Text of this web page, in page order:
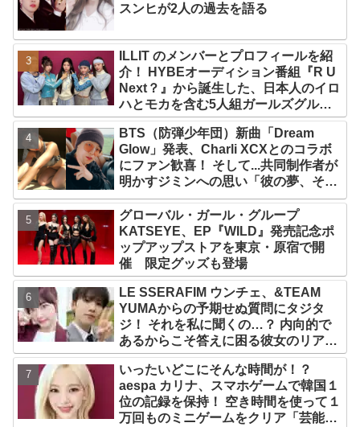
スンヒが2人の過去を語る
ILLIT のメンバーとプロフィールを紹
介！ HYBEオーディション番組『R U
Next？』から誕生した、日本人のイロ
ハとモカを含む5人組ガールズグルー
プ！ デビュー曲「Magnetic」がいき
なりの大ヒット
BTS（防弾少年団）新曲「Dream
Glow」発表、Charli XCXとのコラボ
にファン歓喜！ そして...共同制作者が
明かすジミンへの思い「彼の夢、そし
て彼の絶望から生まれた歌」
グローバル・ガール・グループ
KATSEYE、EP『WILD』発売記念ポ
ップアップストアを東京・原宿で開
催 限定グッズも登場
LE SSERAFIM ウンチェ、&TEAM
YUMAからの予期せぬ質問にタジタ
ジ！ それを私に聞くの…？ 内向的で
あるからこそ答えに困る彼女のリアク
ションがかわいすぎる
いったいどこにそんな時間が！？
aespa カリナ、スマホゲームで韓国１
位の記録を保持！ 空き時間を使って１
万回ものミニゲームをクリア「芸能人